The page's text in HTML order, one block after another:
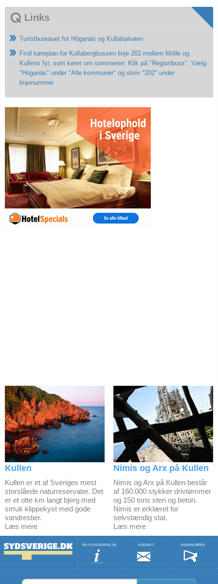
Links
Turistbureauet for Höganäs og Kullahalvøen
Find køreplan for Kullabergbussen linje 202 mellem Mölle og
Kullens fyr, som kører om sommeren: Klik på "Regionbuss": Vælg
"Höganäs" under "Alle kommuner" og skriv "202" under
linjenummer
Kullen
Kullen er et af Sveriges mest
storslåede naturreservater. Det
er et otte km langt bjerg med
smuk klippekyst med gode
vandrestier.
Læs mere
Nimis og Arx på Kullen
Nimis og Arx på Kullen består
af 160.000 stykker drivtømmer
og 150 tons sten og beton.
Nimis er erklæret for
selvstændig stat.
Læs mere
OM SYDSVERIGE.DK KONTAKT ANNONCØRER